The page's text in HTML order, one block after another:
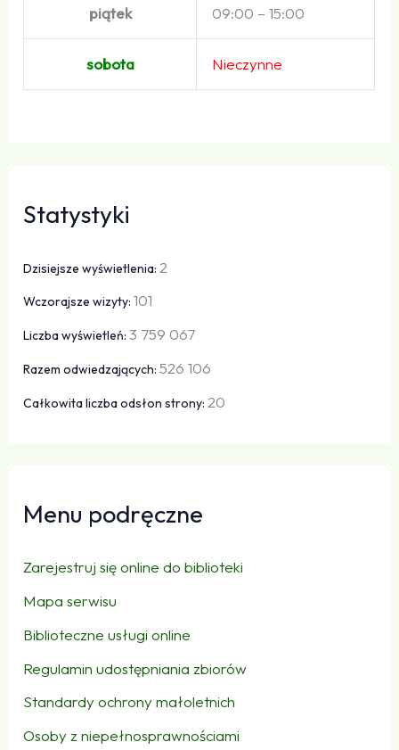
piątek 09:00 – 15:00
sobota Nieczynne
Statystyki
Dzisiejsze wyświetlenia:2
Wczorajsze wizyty:101
Liczba wyświetleń:3 759 067
Razem odwiedzających:526 106
Całkowita liczba odsłon strony:20
Menu podręczne
Zarejestruj się online do biblioteki
Mapa serwisu
Biblioteczne usługi online
Regulamin udostępniania zbiorów
Standardy ochrony małoletnich
Osoby z niepełnosprawnościami